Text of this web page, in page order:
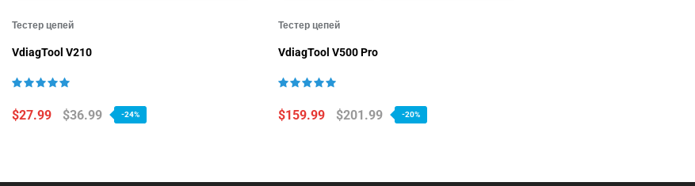
Тестер цепей
VdiagTool V210
$27.99 $36.99 -24%
Тестер цепей
VdiagTool V500 Pro
$159.99 $201.99 -20%